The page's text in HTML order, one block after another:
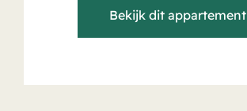
Bekijk dit appartement